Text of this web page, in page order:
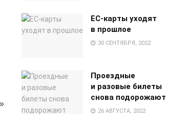
EC-карты уходят
в прошлое
30 СЕНТЯБРЯ, 2022
Проездные
и разовые билеты
снова подорожают
26 АВГУСТА, 2022